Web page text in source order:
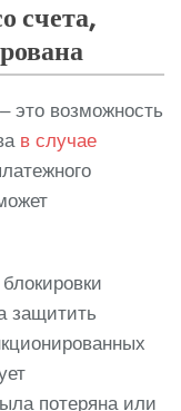
счета,
это возможность
в случае
защитить
потеряна или